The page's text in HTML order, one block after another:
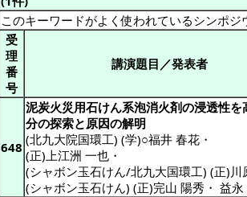
このキーワードがよく使われているシンポ
受
理
番
号
講演題目／発表者
648
泥炭火災用石けん系泡消火剤の浸透性を
分の探索と原因の解明
(北九大院国環工) (学)○福井 春花 ・
(正)上江洲 一也 ・
(シャボン玉石けん/北九大国環工) (正)川
(シャボン玉石けん) (正)完山 陽秀 ・ 益永